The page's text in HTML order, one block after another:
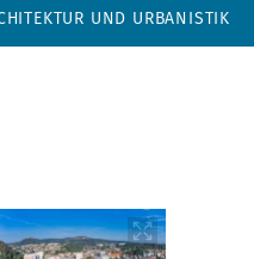
UND URBANISTIK